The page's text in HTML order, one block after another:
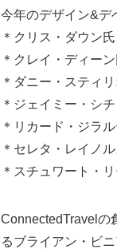
今年のデザイン&デ
＊クリス・ダウン
＊クレイ・ディー
＊ダニー・スティ
＊ジェイミー・シ
＊リカード・ジラ
＊セレタ・レイノ
＊スチュワート・
ConnectedTravelの
るブライアン・ビ